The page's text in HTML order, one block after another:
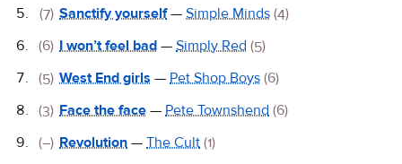
(7) Sanctify yourself— Simple Minds (4)
(6) I won’t feel bad — Simply Red (5)
(5) West End girls — Pet Shop Boys (6)
(3) Face the face — Pete Townshend (6)
(–) Revolution — The Cult (1)